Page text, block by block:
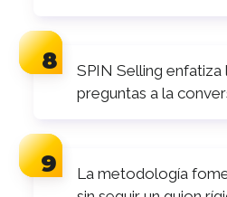
SPIN Selling enfatiza
preguntas a la
La metodología